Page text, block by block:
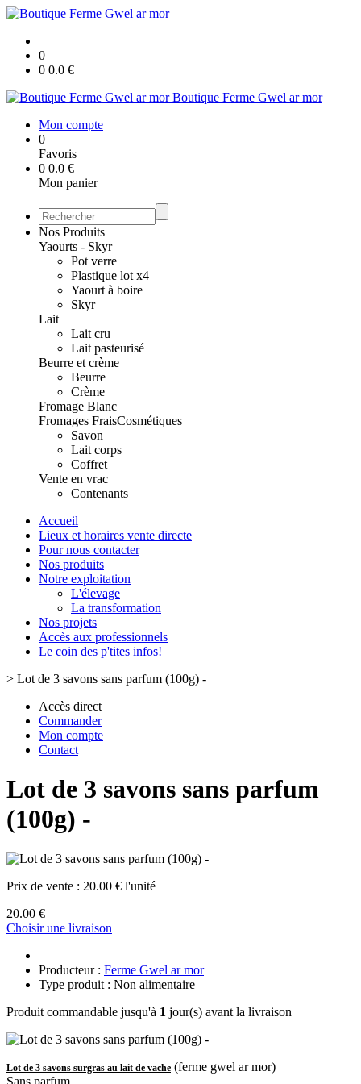
0
0 0.0 €
Boutique Ferme Gwel ar mor
Mon compte
0
Favoris
0 0.0 €
Mon panier
Nos Produits
Yaourts - Skyr
Pot verre
Plastique lot x4
Yaourt à boire
Skyr
Lait
Lait cru
Lait pasteurisé
Beurre et crème
Beurre
Crème
Fromage Blanc
Fromages FraisCosmétiques
Savon
Lait corps
Coffret
Vente en vrac
Contenants
Accueil
Lieux et horaires vente directe
Pour nous contacter
Nos produits
Notre exploitation
L'élevage
La transformation
Nos projets
Accès aux professionnels
Le coin des p'tites infos!
> Lot de 3 savons sans parfum (100g) -
Accès direct
Commander
Mon compte
Contact
Lot de 3 savons sans parfum
(100g) -
Prix de vente : 20.00 € l'unité
20.00 €
Choisir une livraison
Producteur : Ferme Gwel ar mor
Type produit : Non alimentaire
Produit commandable jusqu'à 1 jour(s) avant la livraison
Lot de 3 savons surgras au lait de vache (ferme gwel ar mor)
Sans parfum